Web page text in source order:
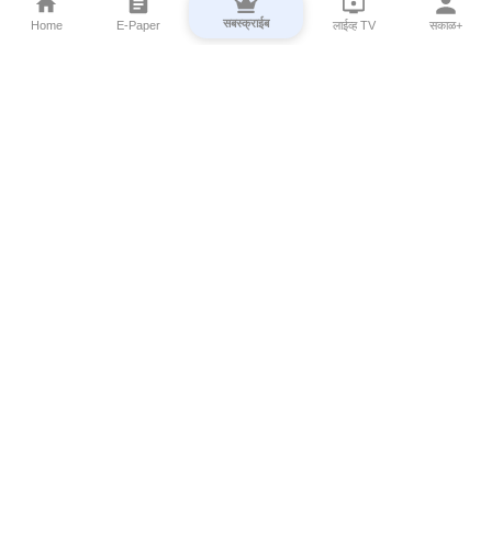
Home E-Paper सबस्क्राईब लाईव्ह TV सकाळ+